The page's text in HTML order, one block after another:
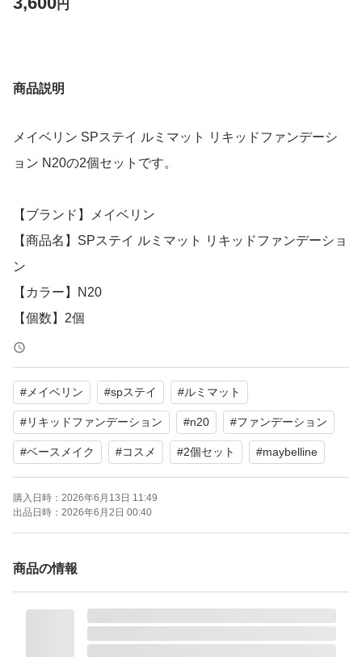
円
商品説明
メイベリン SPステイ ルミマット リキッドファンデーシ
ョン N20の2個セットです。
【ブランド】メイベリン
【商品名】SPステイ ルミマット リキッドファンデーショ
ン
【カラー】N20
【個数】2個
【商品の状態】未使用
自宅保管のためご理解の上購入お願いいたします。
よろしくお願いいたします。
#メイベリン #spステイ #ルミマット
#リキッドファンデーション #n20 #ファンデーション
#ベースメイク #コスメ #2個セット #maybelline
購入日時： 2026年6月13日 11:49
出品日時： 2026年6月2日 00:40
商品の情報